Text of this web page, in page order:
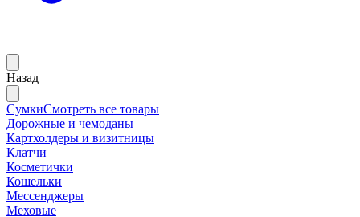
Назад
СумкиСмотреть все товары
Дорожные и чемоданы
Картхолдеры и визитницы
Клатчи
Косметички
Кошельки
Мессенджеры
Меховые